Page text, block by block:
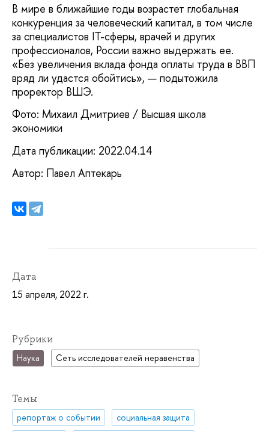
В мире в ближайшие годы возрастет глобальная
конкуренция за человеческий капитал, в том числе
за специалистов IT-сферы, врачей и других
профессионалов, России важно выдержать ее.
«Без увеличения вклада фонда оплаты труда в ВВП
вряд ли удастся обойтись», — подытожила
проректор ВШЭ.
Фото: Михаил Дмитриев / Высшая школа
экономики
Дата публикации: 2022.04.14
Автор: Павел Аптекарь
Дата
15 апреля, 2022 г.
Рубрики
Наука Сеть исследователей неравенства
Темы
репортаж о событии
социальная защита